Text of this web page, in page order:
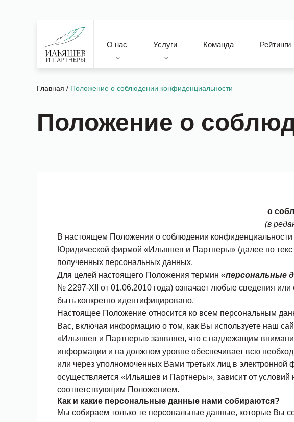
О нас Услуги Команда Рейтинги
Главная / Положение о соблюдении конфиденциальности
Положение о
о
(в
В настоящем Положении о соблюдении конфиденциальности
Юридической фирмой «Ильяшев и Партнеры» (далее по
полученных персональных данных.
Для целей настоящего Положения термин «персональные
№ 2297-XII от 01.06.2010 года) означает любые сведения
быть конкретно идентифицировано.
Настоящее Положение относится ко всем персональным
Вас, включая информацию о том, как Вы используете наш
«Ильяшев и Партнеры» заявляет, что с надлежащим
информации и на должном уровне обеспечивает всю
или через уполномоченных Вами третьих лиц в
осуществляется «Ильяшев и Партнеры», зависит от
соответствующим Положением.
Как и какие персональные данные нами собираются?
Мы собираем только те персональные данные, которые Вы